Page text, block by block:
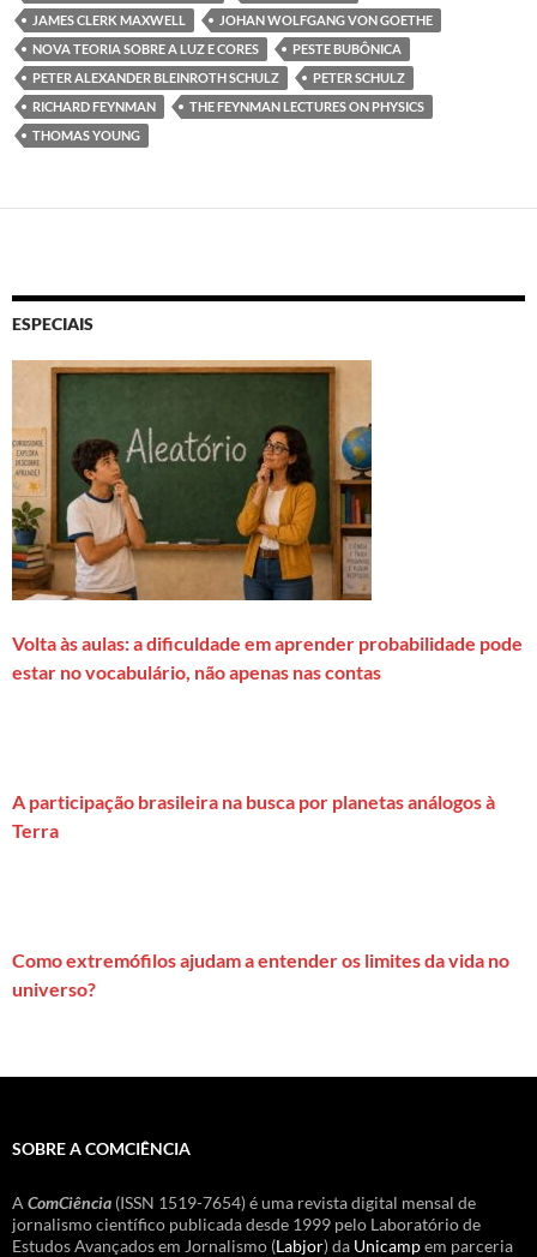
JAMES CLERK MAXWELL
JOHAN WOLFGANG VON GOETHE
NOVA TEORIA SOBRE A LUZ E CORES
PESTE BUBÔNICA
PETER ALEXANDER BLEINROTH SCHULZ
PETER SCHULZ
RICHARD FEYNMAN
THE FEYNMAN LECTURES ON PHYSICS
THOMAS YOUNG
ESPECIAIS
Volta às aulas: a dificuldade em aprender probabilidade pode
estar no vocabulário, não apenas nas contas
A participação brasileira na busca por planetas análogos à
Terra
Como extremófilos ajudam a entender os limites da vida no
universo?
SOBRE A COMCIÊNCIA
A ComCiência (ISSN 1519-7654) é uma revista digital mensal de
jornalismo científico publicada desde 1999 pelo Laboratório de
Estudos Avançados em Jornalismo (Labjor) da Unicampem parceria